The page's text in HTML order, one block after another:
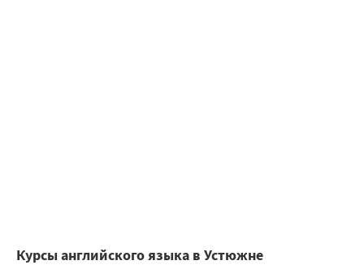
Курсы английского языка в Устюжне